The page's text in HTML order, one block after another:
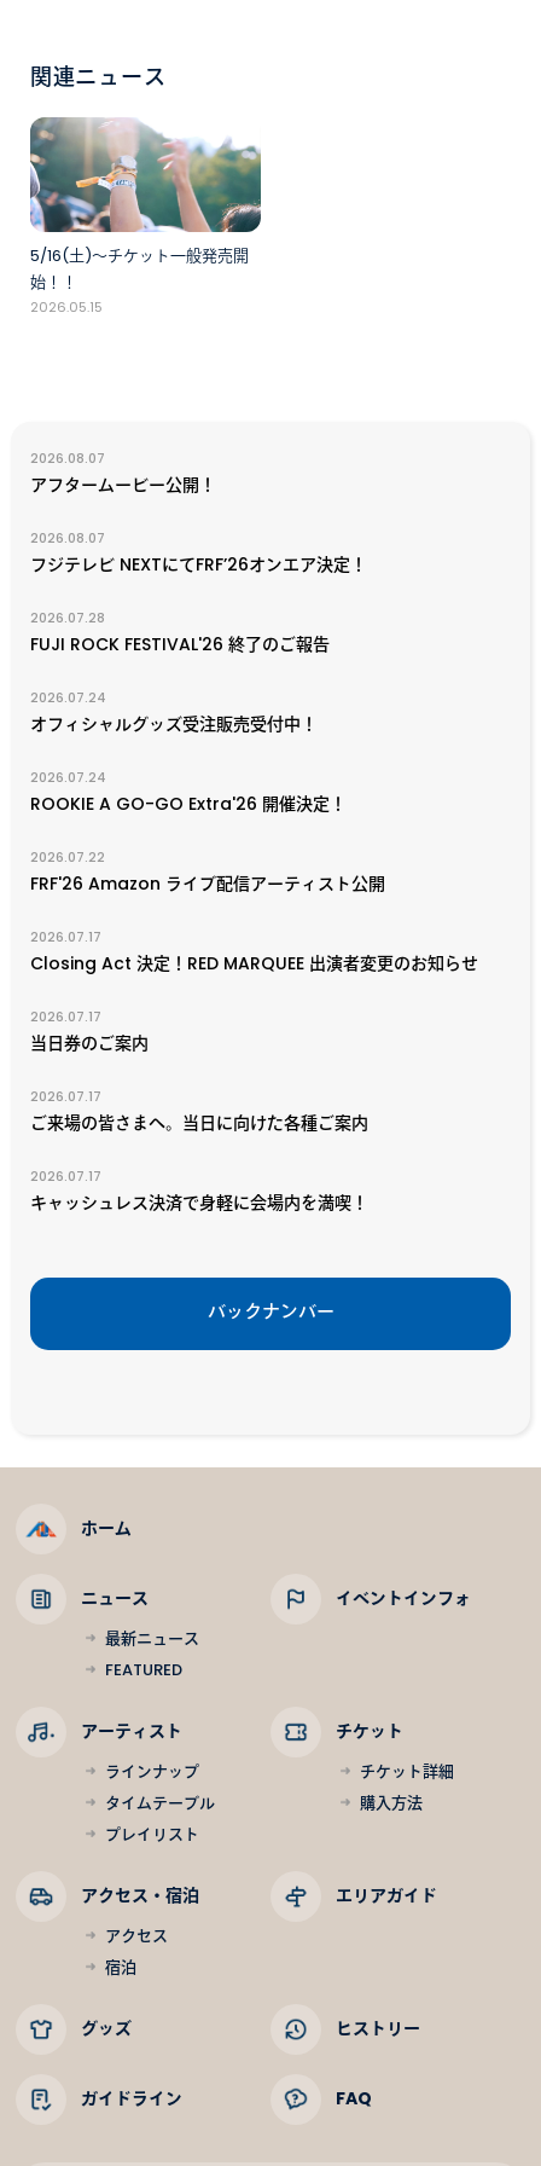
関連ニュース
5/16(土)〜チケット一般発売開
始！！
2026.05.15
2026.08.07
アフタームービー公開！
2026.08.07
フジテレビ NEXTにてFRF’26オンエア決定！
2026.07.28
FUJI ROCK FESTIVAL'26 終了のご報告
2026.07.24
オフィシャルグッズ受注販売受付中！
2026.07.24
ROOKIE A GO-GO Extra'26 開催決定！
2026.07.22
FRF'26 Amazon ライブ配信アーティスト公開
2026.07.17
Closing Act 決定！RED MARQUEE 出演者変更のお知らせ
2026.07.17
当日券のご案内
2026.07.17
ご来場の皆さまへ。当日に向けた各種ご案内
2026.07.17
キャッシュレス決済で身軽に会場内を満喫！
バックナンバー
ホーム
ニュース
最新ニュース
FEATURED
イベントインフォ
アーティスト
ラインナップ
タイムテーブル
プレイリスト
チケット
チケット詳細
購入方法
アクセス・宿泊
アクセス
宿泊
エリアガイド
グッズ ヒストリー
ガイドライン FAQ